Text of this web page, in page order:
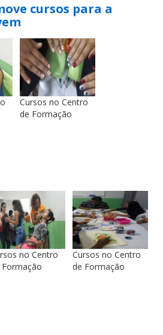
cursos para a
Cursos no Centro
de Formação
no Centro
Cursos no Centro
de Formação